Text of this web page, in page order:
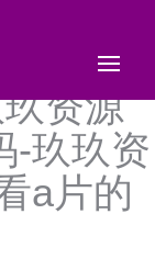
线事视
线视
资源
-玖玖资
a片的